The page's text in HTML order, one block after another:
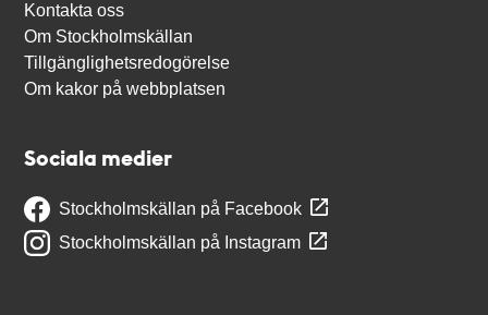
Kontakta oss
Om Stockholmskällan
Tillgänglighetsredogörelse
Om kakor på webbplatsen
Sociala medier
Stockholmskällan på Facebook
Stockholmskällan på Instagram